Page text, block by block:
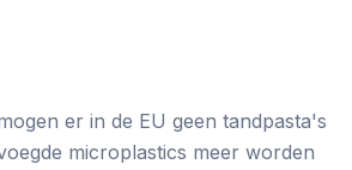
er in de EU geen tandpasta's
microplastics meer worden